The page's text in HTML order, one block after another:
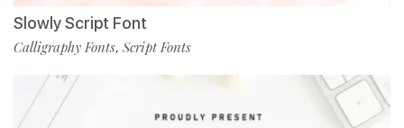
Slowly Script Font
Calligraphy Fonts, Script Fonts